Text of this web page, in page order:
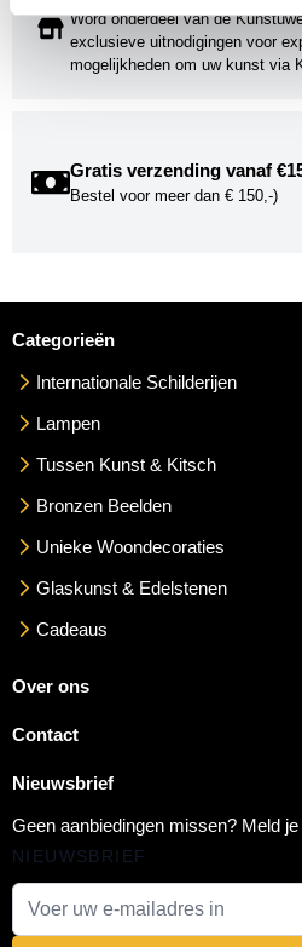
Word onderdeel van de
exclusieve uitnodigingen voor
mogelijkheden om uw kunst via
Gratis verzending vanaf
Bestel voor meer dan € 150,-)
Categorieën
Internationale Schilderijen
Lampen
Tussen Kunst & Kitsch
Bronzen Beelden
Unieke Woondecoraties
Glaskunst & Edelstenen
Cadeaus
Over ons
Contact
Nieuwsbrief
Geen aanbiedingen missen? Meld
NIEUWSBRIEF